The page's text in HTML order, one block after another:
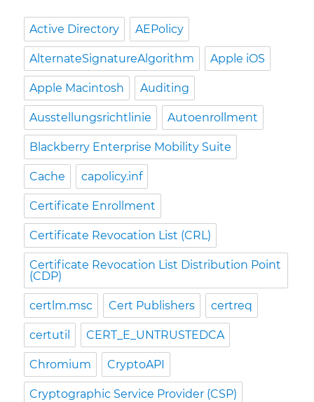
Active Directory AEPolicy
AlternateSignatureAlgorithm Apple iOS
Apple Macintosh Auditing
Ausstellungsrichtlinie Autoenrollment
Blackberry Enterprise Mobility Suite
Cache capolicy.inf
Certificate Enrollment
Certificate Revocation List (CRL)
Certificate Revocation List Distribution Point
(CDP)
certlm.msc Cert Publishers certreq
certutil CERT_E_UNTRUSTEDCA
Chromium CryptoAPI
Cryptographic Service Provider (CSP)